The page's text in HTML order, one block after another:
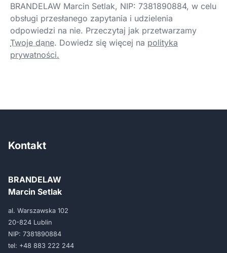
BRANDELAW Marcin Setlak, NIP: 7381890884, w celu
obsługi przesłanego zapytania i udzielenia
odpowiedzi na nie. Przeczytaj jak przetwarzamy
Twoje dane. Dowiedz się więcej na polityka
prywatności.
Kontakt
BRANDELAW
Marcin Setlak
al. Warszawska 102
20-824 Lublin
NIP: 7381890884
tel: +48 883 222 244